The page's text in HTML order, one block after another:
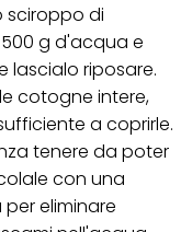
sciroppo di
g d'acqua e
lascialo riposare.
cotogne intere,
a coprirle.
tenere da poter
con una
eliminare